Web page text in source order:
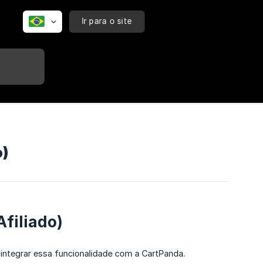
Ir para o site
essa funcionalidade com a CartPanda.